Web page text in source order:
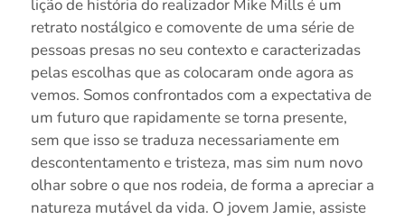
lição de história do realizador Mike Mills é um
retrato nostálgico e comovente de uma série de
pessoas presas no seu contexto e caracterizadas
pelas escolhas que as colocaram onde agora as
vemos. Somos confrontados com a expectativa de
um futuro que rapidamente se torna presente,
sem que isso se traduza necessariamente em
descontentamento e tristeza, mas sim num novo
olhar sobre o que nos rodeia, de forma a apreciar a
natureza mutável da vida. O jovem Jamie, assiste